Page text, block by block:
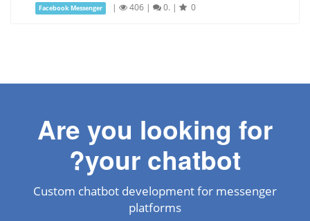
Facebook Messenger | 406 | 0. | 0
Are you looking for
your chatbot?
Custom chatbot development for messenger
platforms